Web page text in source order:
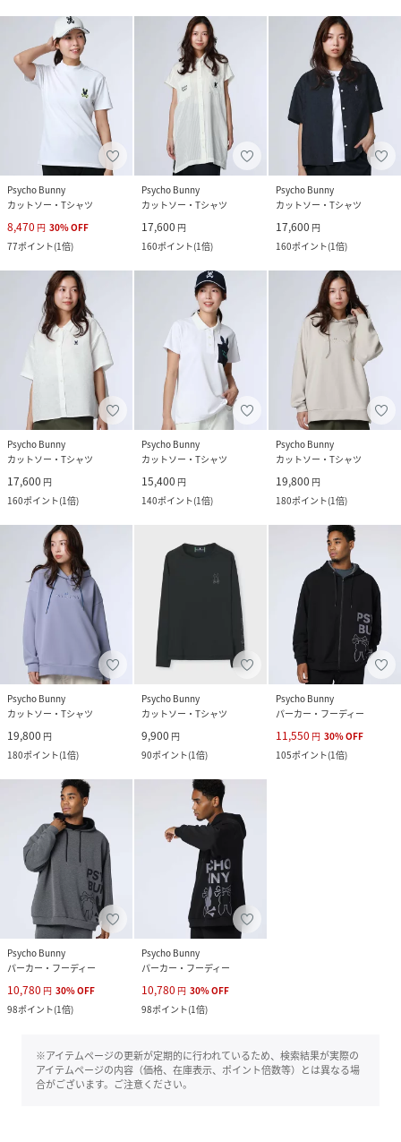
Psycho Bunny
カットソー・Tシャツ
8,470 円 30%OFF
77ポイント(1倍)
Psycho Bunny
カットソー・Tシャツ
17,600 円
160ポイント(1倍)
Psycho Bunny
カットソー・Tシャツ
17,600 円
160ポイント(1倍)
Psycho Bunny
カットソー・Tシャツ
17,600 円
160ポイント(1倍)
Psycho Bunny
カットソー・Tシャツ
15,400 円
140ポイント(1倍)
Psycho Bunny
カットソー・Tシャツ
19,800 円
180ポイント(1倍)
Psycho Bunny
カットソー・Tシャツ
19,800 円
180ポイント(1倍)
Psycho Bunny
カットソー・Tシャツ
9,900 円
90ポイント(1倍)
Psycho Bunny
パーカー・フーディー
11,550 円 30%OFF
105ポイント(1倍)
Psycho Bunny
パーカー・フーディー
10,780 円 30%OFF
98ポイント(1倍)
Psycho Bunny
パーカー・フーディー
10,780 円 30%OFF
98ポイント(1倍)
※アイテムページの更新が定期的に行われているため、検索結果が実際の
アイテムページの内容（価格、在庫表示、ポイント倍数等）とは異なる場
合がございます。ご注意ください。